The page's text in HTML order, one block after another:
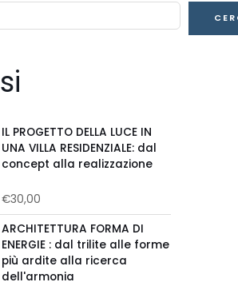
IL PROGETTO DELLA LUCE IN
UNA VILLA RESIDENZIALE: dal
concept alla realizzazione
Valutato
su
5
€30,00
ARCHITETTURA FORMA DI
ENERGIE : dal trilite alle forme
più ardite alla ricerca
dell'armonia